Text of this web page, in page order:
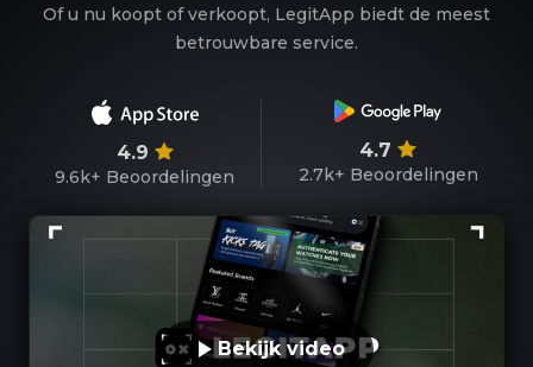
Of u nu koopt of verkoopt, LegitApp biedt de meest
betrouwbare service.
4.9
9.6k+ Beoordelingen
4.7
2.7k+ Beoordelingen
Bekijk video